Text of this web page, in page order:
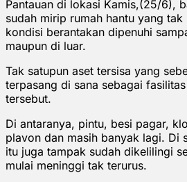
Pantauan di lokasi Kamis,(25/6),
sudah mirip rumah hantu yang
kondisi berantakan dipenuhi
maupun di luar.
Tak satupun aset tersisa yang
terpasang di sana sebagai
tersebut.
Di antaranya, pintu, besi pagar,
plavon dan masih banyak lagi. Di
itu juga tampak sudah dikelilingi
mulai meninggi tak terurus.